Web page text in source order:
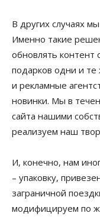
В других случаях
Именно такие
обновлять контент
подарков одни и те
и рекламные
новинки. Мы в
сайта нашими
реализуем наш
И, конечно, нам
– упаковку,
заграничной
модифицируем по